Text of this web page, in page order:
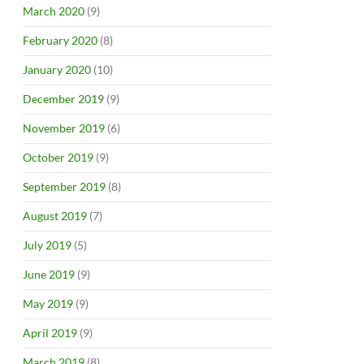
March 2020 (9)
February 2020 (8)
January 2020 (10)
December 2019 (9)
November 2019 (6)
October 2019 (9)
September 2019 (8)
August 2019 (7)
July 2019 (5)
June 2019 (9)
May 2019 (9)
April 2019 (9)